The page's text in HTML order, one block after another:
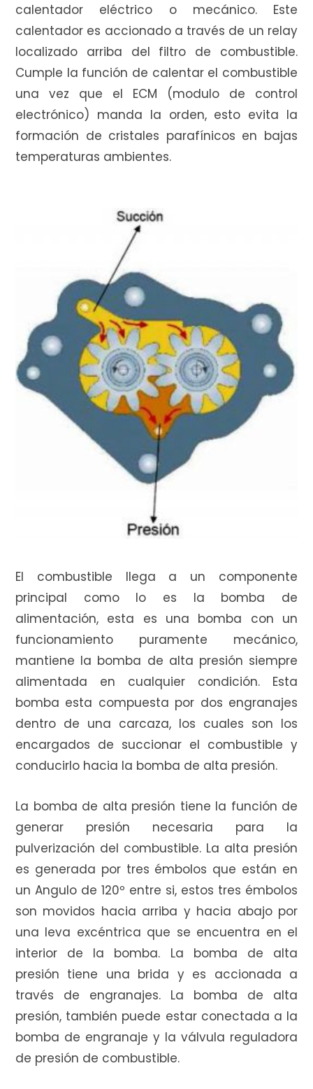
calentador eléctrico o mecánico. Este
calentador es accionado a través de un relay
localizado arriba del filtro de combustible.
Cumple la función de calentar el combustible
una vez que el ECM (modulo de control
electrónico) manda la orden, esto evita la
formación de cristales parafínicos en bajas
temperaturas ambientes.
El combustible llega a un componente
principal como lo es la bomba de
alimentación, esta es una bomba con un
funcionamiento puramente mecánico,
mantiene la bomba de alta presión siempre
alimentada en cualquier condición. Esta
bomba esta compuesta por dos engranajes
dentro de una carcaza, los cuales son los
encargados de succionar el combustible y
conducirlo hacia la bomba de alta presión.
La bomba de alta presión tiene la función de
generar presión necesaria para la
pulverización del combustible. La alta presión
es generada por tres émbolos que están en
un Angulo de 120º entre si, estos tres émbolos
son movidos hacia arriba y hacia abajo por
una leva excéntrica que se encuentra en el
interior de la bomba. La bomba de alta
presión tiene una brida y es accionada a
través de engranajes. La bomba de alta
presión, también puede estar conectada a la
bomba de engranaje y la válvula reguladora
de presión de combustible.